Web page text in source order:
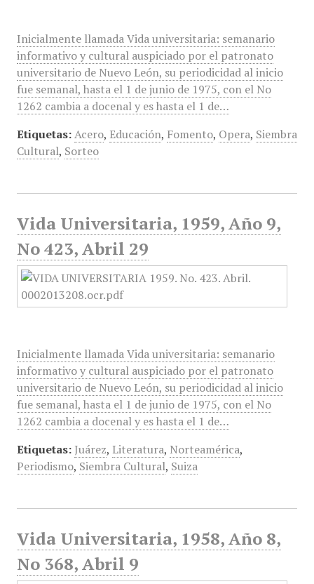
Inicialmente llamada Vida universitaria: semanario
informativo y cultural auspiciado por el patronato
universitario de Nuevo León, su periodicidad al inicio
fue semanal, hasta el 1 de junio de 1975, con el No
1262 cambia a docenal y es hasta el 1 de…
Etiquetas: Acero, Educación, Fomento, Opera, Siembra
Cultural, Sorteo
Vida Universitaria, 1959, Año 9,
No 423, Abril 29
Inicialmente llamada Vida universitaria: semanario
informativo y cultural auspiciado por el patronato
universitario de Nuevo León, su periodicidad al inicio
fue semanal, hasta el 1 de junio de 1975, con el No
1262 cambia a docenal y es hasta el 1 de…
Etiquetas: Juárez, Literatura, Norteamérica,
Periodismo, Siembra Cultural, Suiza
Vida Universitaria, 1958, Año 8,
No 368, Abril 9